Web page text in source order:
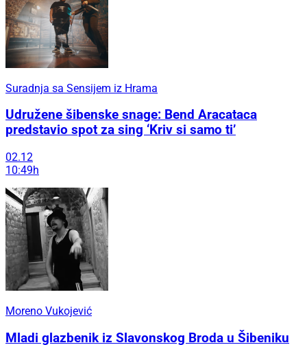
Suradnja sa Sensijem iz Hrama
Udružene šibenske snage: Bend Aracataca
predstavio spot za sing ‘Kriv si samo ti’
02.12
10:49h
Moreno Vukojević
Mladi glazbenik iz Slavonskog Broda u Šibeniku